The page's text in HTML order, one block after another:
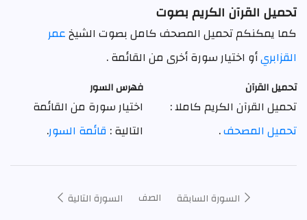
تحميل القرآن الكريم بصوت
كما يمكنكم تحميل المصحف كامل بصوت الشيخعمر
القزابريأو اختيار سورة أخرى من القائمة .
تحميل القرآن
تحميل القرآن الكريم كاملا :
تحميل المصحف.
فهرس السور
اختيار سورة من القائمة
التالية : قائمة السور.
السورة السابقة الصف السورة التالية